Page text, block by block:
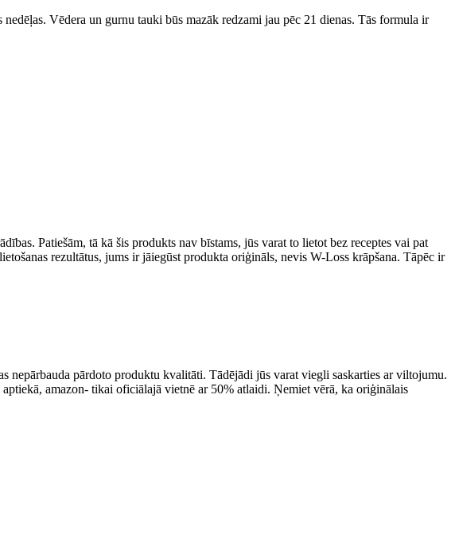
Vēdera un gurnu tauki būs mazāk redzami jau pēc 21 dienas. Tās formula ir
Patiešām, tā kā šis produkts nav bīstams, jūs varat to lietot bez receptes vai pat
rezultātus, jums ir jāiegūst produkta oriģināls, nevis W-Loss krāpšana. Tāpēc ir
nepārbauda pārdoto produktu kvalitāti. Tādējādi jūs varat viegli saskarties ar viltojumu.
amazon- tikai oficiālajā vietnē ar 50% atlaidi. Ņemiet vērā, ka oriģinālais